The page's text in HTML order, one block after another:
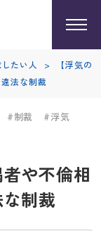
たい人 >
法な制裁
#制裁 #浮気
や不倫相
制裁